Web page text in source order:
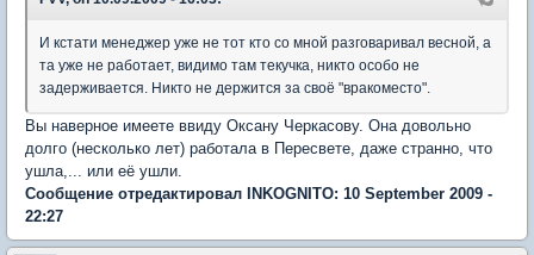
И кстати менеджер уже не тот кто со мной разговаривал весной, а
та уже не работает, видимо там текучка, никто особо не
задерживается. Никто не держится за своё "вракоместо".
Вы наверное имеете ввиду Оксану Черкасову. Она довольно
долго (несколько лет) работала в Пересвете, даже странно, что
ушла,... или её ушли.
Сообщение отредактировал INKOGNITO: 10 September 2009 -
22:27